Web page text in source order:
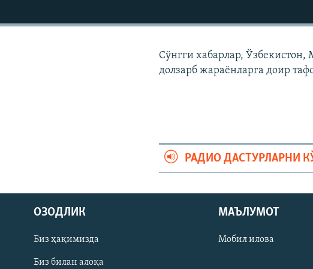
На русском
ИЖТИМОИЙ ТАРМОҚЛАР
Сўнгги хабарлар,
долзарб жараëнларга доир
РАДИО ДАСТУРЛАРНИ
ОЗОДЛИК
Биз ҳақимизда
Биз билан алоқа
МАЪЛУМОТ
Мобил илова